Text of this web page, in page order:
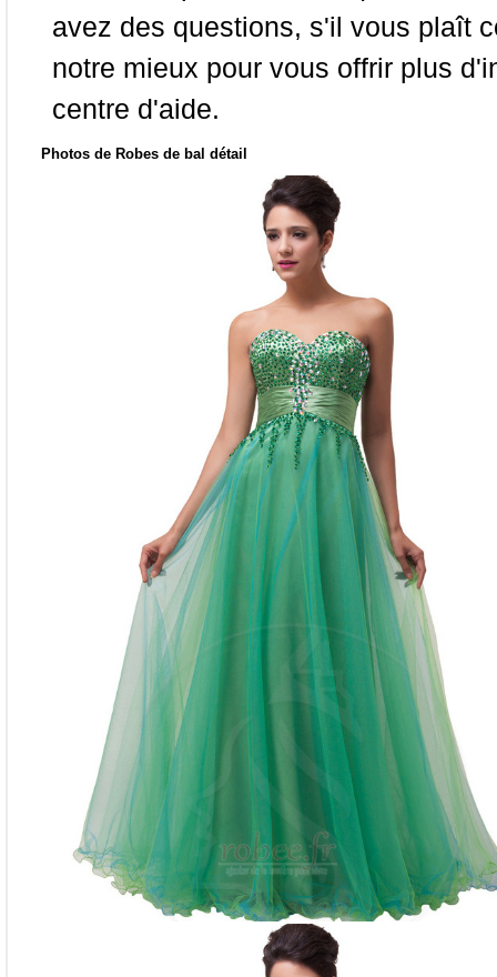
avez des questions, s'il vous plaît
notre mieux pour vous offrir plus
centre d'aide.
Photos de Robes de bal détail